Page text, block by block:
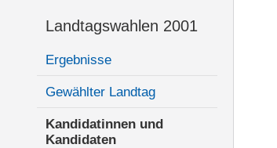
Landtagswahlen 2001
Ergebnisse
Gewählter Landtag
Kandidatinnen und
Kandidaten